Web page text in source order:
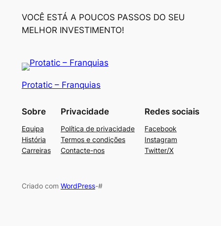
VOCÊ ESTÁ A POUCOS PASSOS DO SEU
MELHOR INVESTIMENTO!
Protatic – Franquias
Sobre
Equipa
História
Carreiras
Privacidade
Política de privacidade
Termos e condições
Contacte-nos
Redes sociais
Facebook
Instagram
Twitter/X
Criado com WordPress-#